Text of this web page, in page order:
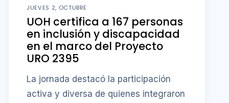
JUEVES 2, OCTUBRE
UOH certifica a 167 personas
en inclusión y discapacidad
en el marco del Proyecto
URO 2395
La jornada destacó la participación
activa y diversa de quienes integraron